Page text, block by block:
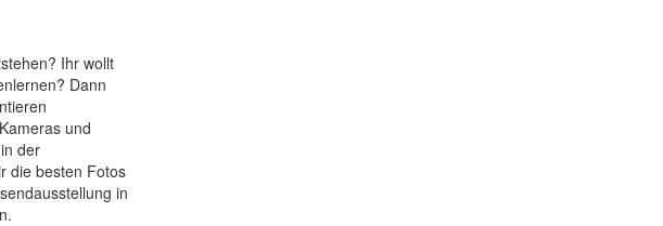
Ihr wollt
Dann
und
der
die besten Fotos
in